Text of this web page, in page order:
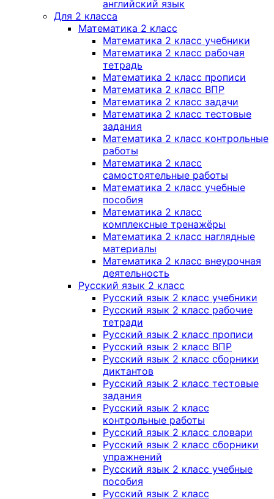
английский язык
Для 2 класса
Математика 2 класс
Математика 2 класс учебники
Математика 2 класс рабочая
тетрадь
Математика 2 класс прописи
Математика 2 класс ВПР
Математика 2 класс задачи
Математика 2 класс тестовые
задания
Математика 2 класс контрольные
работы
Математика 2 класс
самостоятельные работы
Математика 2 класс учебные
пособия
Математика 2 класс
комплексные тренажёры
Математика 2 класс наглядные
материалы
Математика 2 класс внеурочная
деятельность
Русский язык 2 класс
Русский язык 2 класс учебники
Русский язык 2 класс рабочие
тетради
Русский язык 2 класс прописи
Русский язык 2 класс ВПР
Русский язык 2 класс сборники
диктантов
Русский язык 2 класс тестовые
задания
Русский язык 2 класс
контрольные работы
Русский язык 2 класс словари
Русский язык 2 класс сборники
упражнений
Русский язык 2 класс учебные
пособия
Русский язык 2 класс